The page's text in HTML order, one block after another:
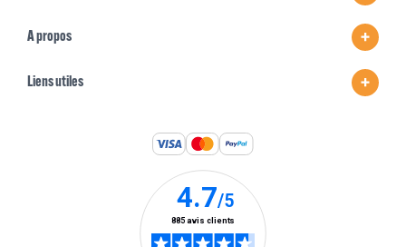
A propos
Liens utiles